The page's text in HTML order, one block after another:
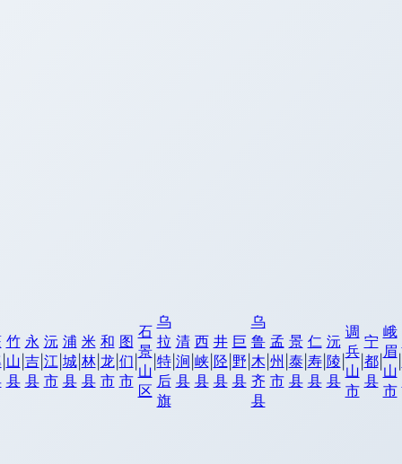
|
竹
山
县
永
吉
县
|
沅
江
市
|
浦
城
县
|
米
林
县
|
和
龙
市
|
图
们
市
|
石
景
山
区
|
乌
拉
特
后
旗
|
清
涧
县
西
峡
县
|
井
陉
县
|
巨
野
县
乌
鲁
木
齐
县
孟
州
市
景
泰
县
|
仁
寿
县
|
沅
陵
县
|
调
兵
山
市
|
宁
都
县
|
峨
眉
山
市
|